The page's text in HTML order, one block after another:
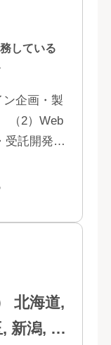
している
ン企画・製
（2）Web
受託開発）
新潟, 愛